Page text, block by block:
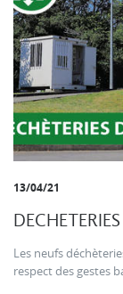
13/04/21
DECHETERIES
Les neufs
respect des gestes